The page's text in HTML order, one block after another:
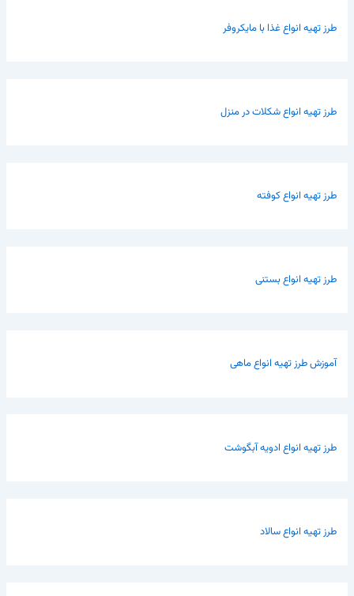
طرز تهیه انواع غذا با مایکروفر
طرز تهیه انواع شکلات در منزل
طرز تهیه انواع کوفته
طرز تهیه انواع بستنی
آموزش طرز تهیه انواع ماهی
طرز تهیه انواع ادویه آبگوشت
طرز تهیه انواع سالاد